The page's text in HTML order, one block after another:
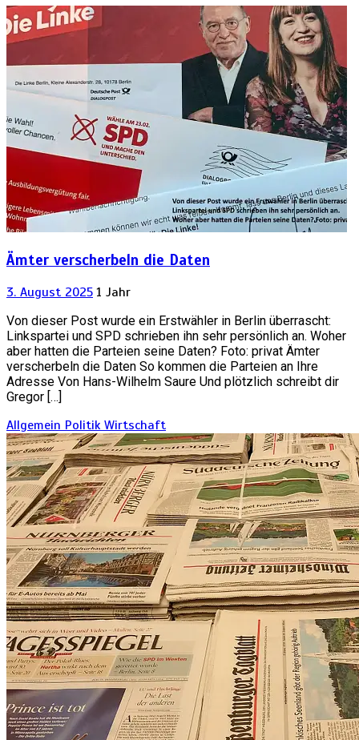
Ämter verscherbeln die Daten
3. August 2025 1 Jahr
Von dieser Post wurde ein Erstwähler in Berlin überrascht:
Linkspartei und SPD schrieben ihn sehr persönlich an. Woher
aber hatten die Parteien seine Daten? Foto: privat Ämter
verscherbeln die Daten So kommen die Parteien an Ihre
Adresse Von Hans-Wilhelm Saure Und plötzlich schreibt dir
Gregor […]
Allgemein Politik Wirtschaft